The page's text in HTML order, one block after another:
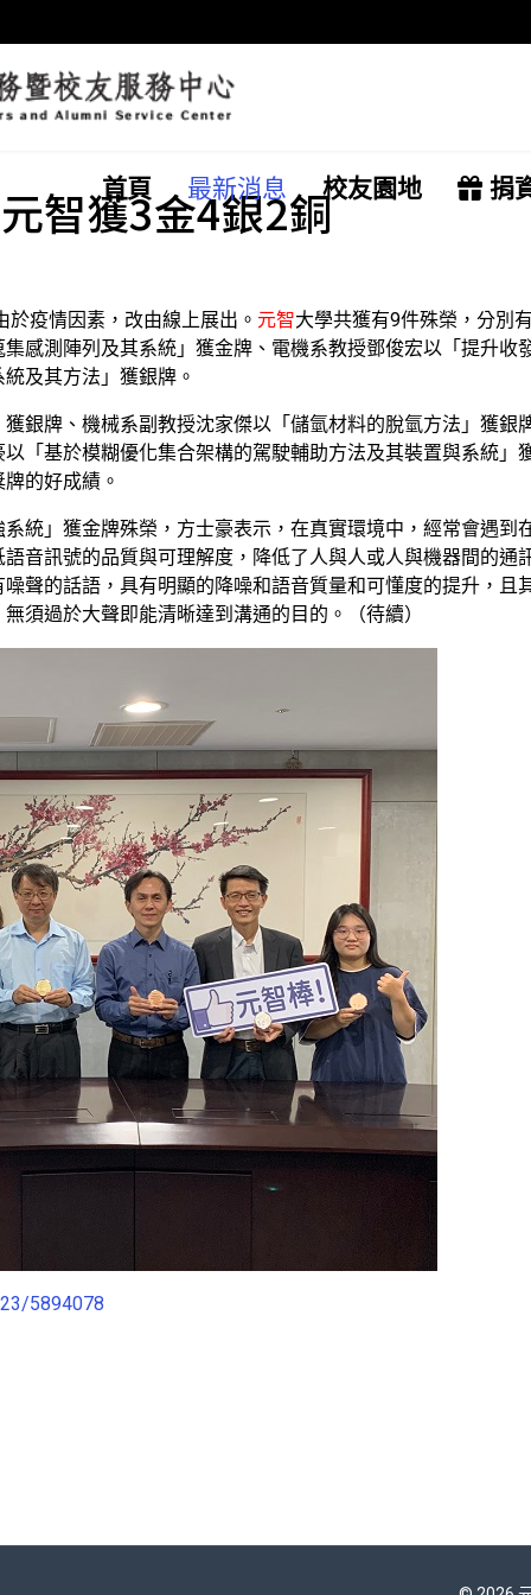
首頁 最新消息 校友園地 捐
智獲3金4銀2銅
疫情因素，改由線上展出。 元智大學共獲有9件殊榮，分別
感測陣列及其系統」獲金牌、電機系教授鄧俊宏以「提升
及其方法」獲銀牌。
銀牌、機械系副教授沈家傑以「儲氫材料的脫氫方法」獲
「基於模糊優化集合架構的駕駛輔助方法及其裝置與系統
的好成績。
統」獲金牌殊榮，方士豪表示，在真實環境中，經常會遇到
音訊號的品質與可理解度，降低了人與人或人與機器間的
聲的話語，具有明顯的降噪和語音質量和可懂度的提升，
須過於大聲即能清晰達到溝通的目的。（待續）
5894078